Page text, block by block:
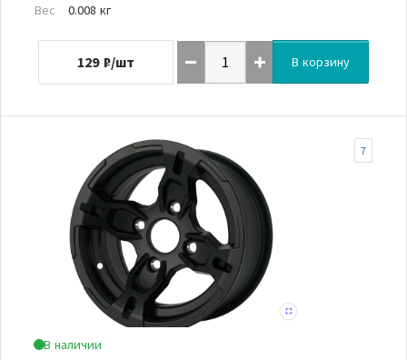
Вес
0.008 кг
129 ₽/шт В корзину
В наличии
7